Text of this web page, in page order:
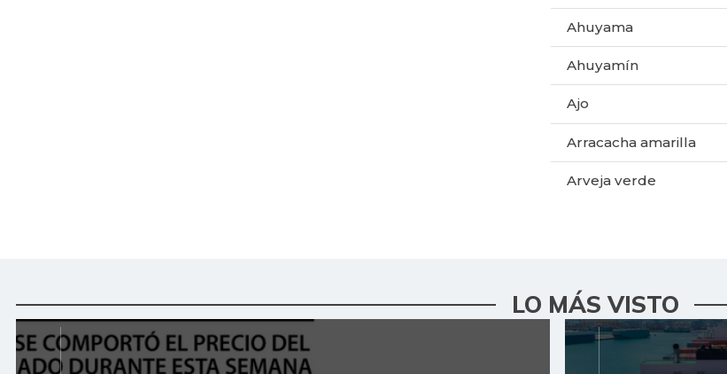
Ahuyama
Ahuyamín
Ajo
Arracacha amarilla
Arveja verde
Cebolla cabezona
Cebolla cabezona roja
LO MÁS VISTO